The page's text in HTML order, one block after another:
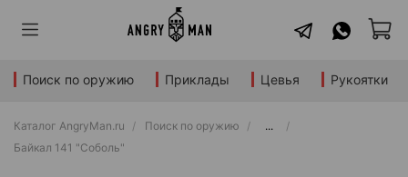
Поиск по оружию Приклады Цевья Рукоятки
Каталог AngryMan.ru Поиск по оружию
...
Байкал 141 "Соболь"